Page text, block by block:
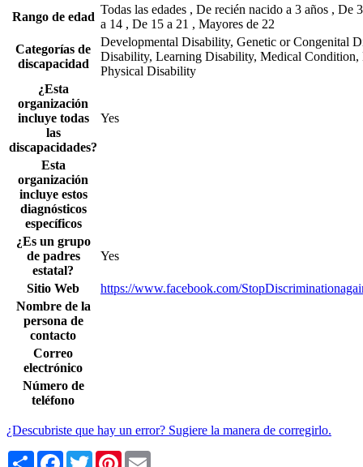
Rango de edad
Todas las edades , De recién nacido a 3 años , De
a 14 , De 15 a 21 , Mayores de 22
Categorías de
discapacidad
Developmental Disability, Genetic or Congenital
Disability, Learning Disability, Medical Condition,
Physical Disability
¿Esta
organización
incluye todas
las
discapacidades?
Yes
Esta
organización
incluye estos
diagnósticos
específicos
¿Es un grupo
de padres
estatal?
Yes
Sitio Web
https://www.facebook.com/
Nombre de la
persona de
contacto
Correo
electrónico
Número de
teléfono
¿Descubriste que hay un error? Sugiere la manera de corregirlo.
Share Facebook
TwitterPinterest